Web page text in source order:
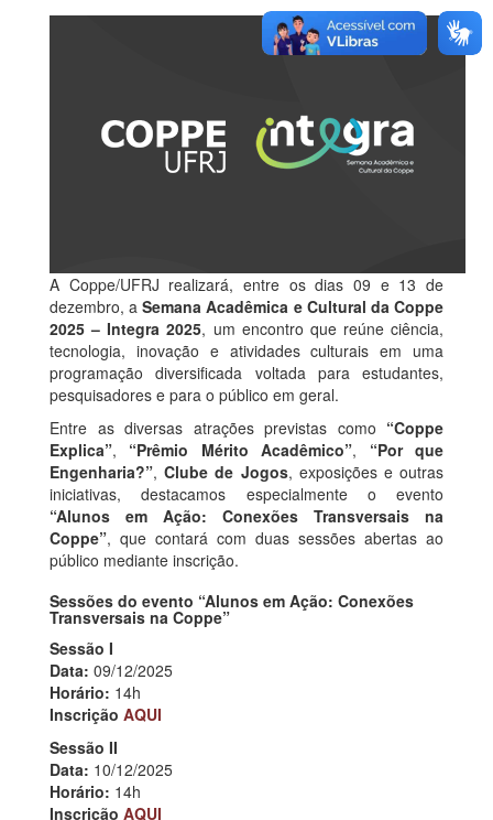
A Coppe/UFRJ realizará, entre os dias 09 e 13 de
dezembro, aSemana Acadêmica e Cultural da Coppe
2025 – Integra 2025, um encontro que reúne ciência,
tecnologia, inovação e atividades culturais em uma
programação diversificada voltada para estudantes,
pesquisadores e para o público em geral.
Entre as diversas atrações previstas como “Coppe
Explica”, “Prêmio Mérito Acadêmico”, “Por que
Engenharia?”,Clube de Jogos, exposições e outras
iniciativas, destacamos especialmente o evento
“Alunos em Ação: Conexões Transversais na
Coppe”, que contará com duas sessões abertas ao
público mediante inscrição.
Sessões do evento “Alunos em Ação: Conexões
Transversais na Coppe”
Sessão I
Data: 09/12/2025
Horário: 14h
Inscrição AQUI
Sessão II
Data: 10/12/2025
Horário: 14h
Inscrição AQUI